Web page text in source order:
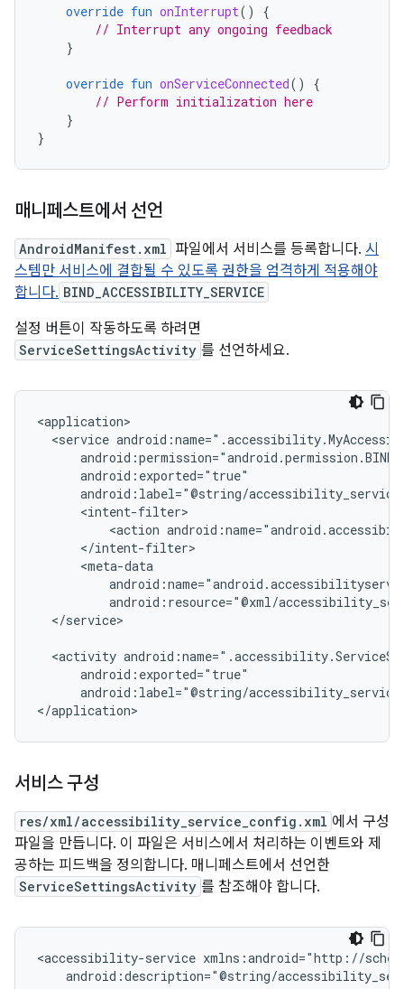
override fun onInterrupt()
{
// Interrupt any ongoing feedback
}
override fun onServiceConnected()
{
// Perform initialization here
}
}
매니페스트에서 선언
AndroidManifest.xml 파일에서 서비스를 등록합니다. 시
스템만 서비스에 결합될 수 있도록 권한을 엄격하게 적용해야
합니다. BIND_ACCESSIBILITY_SERVICE
설정 버튼이 작동하도록 하려면
ServiceSettingsActivity 를 선언하세요.
<service
<action
android:resource="@xml/
</service>
<activity
android:label="@string/
</application>
서비스 구성
res/xml/accessibility_service_config.xml 에서 구성
파일을 만듭니다. 이 파일은 서비스에서 처리하는 이벤트와 제
공하는 피드백을 정의합니다. 매니페스트에서 선언한
ServiceSettingsActivity 를 참조해야 합니다.
<accessibility-service